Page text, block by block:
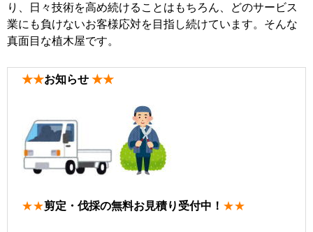
り、日々技術を高め続けることはもちろん、どのサービス
業にも負けないお客様応対を目指し続けています。そんな
真面目な植木屋です。
★★お知らせ ★★
★★剪定・伐採の無料お見積り受付中！ ★★